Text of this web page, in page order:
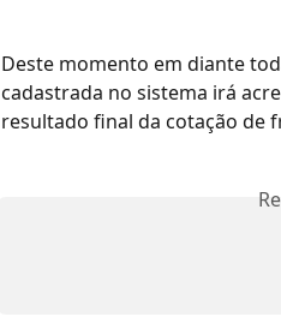
Deste momento em diante
cadastrada no sistema irá
resultado final da cotação de